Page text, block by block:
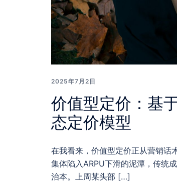
2025年7月2日
价值型定价：基
态定价模型
在我看来，价值型定价正从营销话
集体陷入ARPU下滑的泥潭，传统
治本。上周某头部 […]